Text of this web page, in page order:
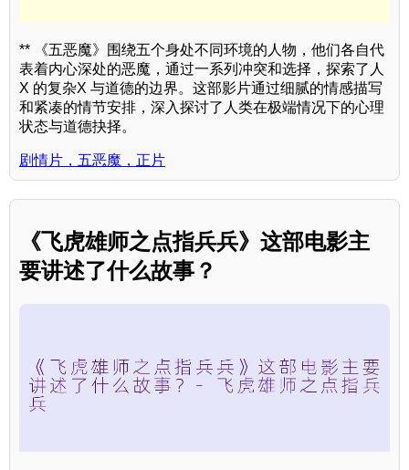
** 《五恶魔》围绕五个身处不同环境的人物，他们各自代
表着内心深处的恶魔，通过一系列冲突和选择，探索了人
X 的复杂X 与道德的边界。这部影片通过细腻的情感描写
和紧凑的情节安排，深入探讨了人类在极端情况下的心理
状态与道德抉择。
剧情片，五恶魔，正片
《飞虎雄师之点指兵兵》这部电影主
要讲述了什么故事？